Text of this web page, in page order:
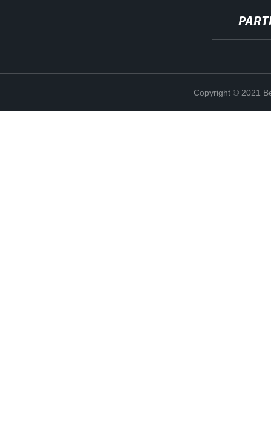
Copyright © 2021